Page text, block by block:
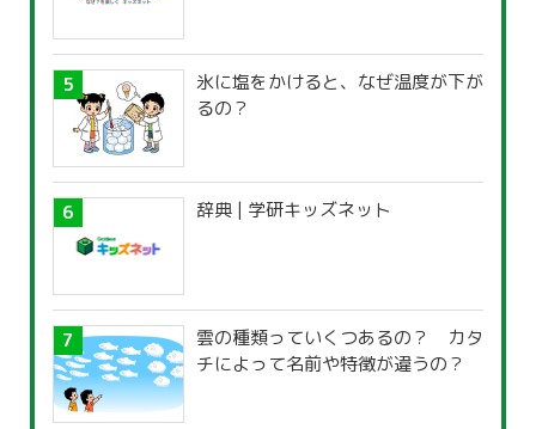
氷に塩をかけると、なぜ温度が下が
るの？
辞典 | 学研キッズネット
雲の種類っていくつあるの？ カタ
チによって名前や特徴が違うの？